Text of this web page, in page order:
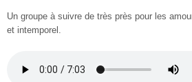
Un groupe à suivre de très près pour les
et intemporel.